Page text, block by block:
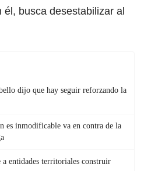
él, busca desestabilizar al
dijo que hay seguir reforzando la
es inmodificable va en contra de la
a entidades territoriales construir